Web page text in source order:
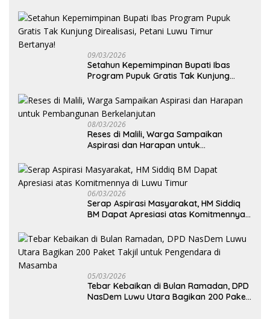
09/03/2026
Setahun Kepemimpinan Bupati Ibas
Program Pupuk Gratis Tak Kunjung
08/03/2026
Reses di Malili, Warga Sampaikan
Aspirasi dan Harapan untuk
06/03/2026
Serap Aspirasi Masyarakat, HM Siddiq
BM Dapat Apresiasi atas Komitmennya
05/03/2026
Tebar Kebaikan di Bulan Ramadan, DPD
NasDem Luwu Utara Bagikan 200 Paket